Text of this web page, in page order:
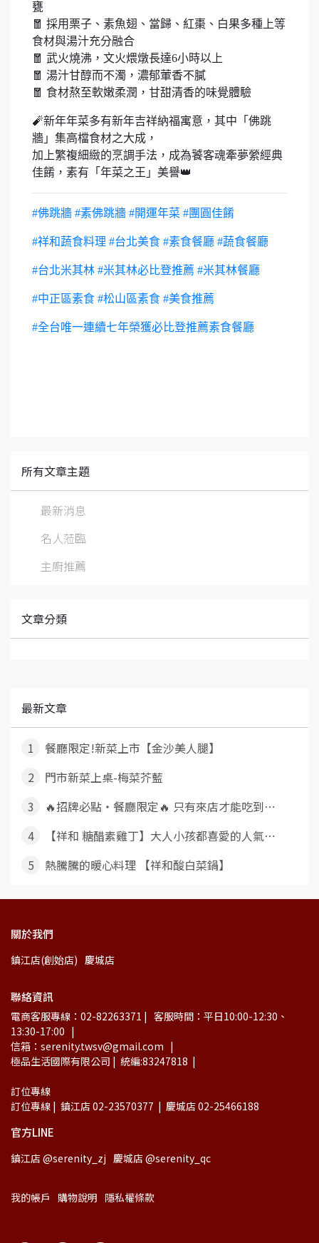
甕
🧧 採用栗子、素魚翅、當歸、紅棗、白果多種上等
食材與湯汁充分融合
🧧 武火燒沸，文火煨燉長達6小時以上
🧧 湯汁甘醇而不濁，濃郁葷香不膩
🧧 食材熬至軟嫩柔潤，甘甜清香的味覺體驗
🧨新年年菜多有新年吉祥納福寓意，其中「佛跳
牆」集高檔食材之大成，
加上繁複細緻的烹調手法，成為饕客魂牽夢縈經典
佳餚，素有「年菜之王」美譽👑
#佛跳牆 #素佛跳牆 #開運年菜 #團圓佳餚
#祥和蔬食料理 #台北美食 #素食餐廳 #蔬食餐廳
#台北米其林 #米其林必比登推薦 #米其林餐廳
#中正區素食 #松山區素食 #美食推薦
#全台唯一連續七年榮獲必比登推薦素食餐廳
所有文章主題
最新消息
名人蒞臨
主廚推薦
文章分類
最新文章
1
餐廳限定!新菜上市【金沙美人腿】
2
門市新菜上桌-梅菜芥藍
3
🔥招牌必點・餐廳限定🔥 只有來店才能吃到⋯
4
【祥和 糖醋素雞丁】大人小孩都喜愛的人氣⋯
5
熱騰騰的暖心料理 【祥和酸白菜鍋】
關於我們
鎮江店(創始店) 慶城店
聯絡資訊
電商客服專線：02-82263371 |   客服時間：平日10:00-12:30、
13:30-17:00   |
信箱：serenity.twsv@gmail.com   |
極品生活國際有限公司 |  統編:83247818  |
訂位專線
訂位專線 |  鎮江店 02-23570377  |  慶城店 02-25466188
官方LINE
鎮江店 @serenity_zj 慶城店 @serenity_qc
我的帳戶 購物說明 隱私權條款